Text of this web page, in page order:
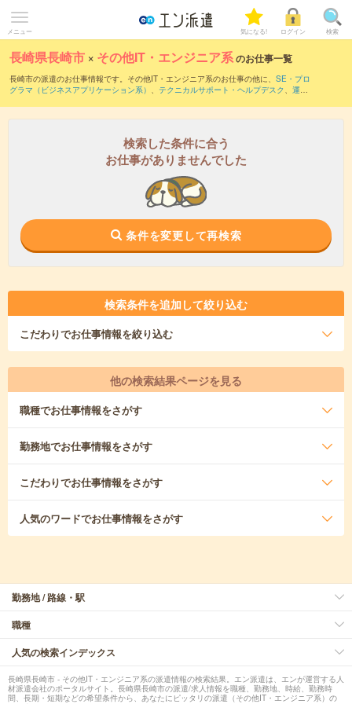
メニュー 気になる! ログイン 検索
長崎県長崎市 × その他IT・エンジニア系のお仕事一覧
長崎市の派遣のお仕事情報です。その他IT・エンジニア系のお仕事の他に、 SE・プロ
グラマ（ビジネスアプリケーション系） 、 テクニカルサポート・ヘルプデスク 、 運用
検索した条件に合う
お仕事がありませんでした
条件を変更して再検索
検索条件を追加して絞り込む
こだわりでお仕事情報を絞り込む
他の検索結果ページを見る
職種でお仕事情報をさがす
勤務地でお仕事情報をさがす
こだわりでお仕事情報をさがす
人気のワードでお仕事情報をさがす
勤務地 / 路線・駅
職種
人気の検索インデックス
長崎県長崎市 - その他IT・エンジニア系の派遣情報の検索結果。エン派遣は、エンが運営する人
材派遣会社のポータルサイト。長崎県長崎市の派遣/求人情報を職種、勤務地、時給、勤務時
間、長期・短期などの希望条件から、あなたにピッタリの派遣（その他IT・エンジニア系）の